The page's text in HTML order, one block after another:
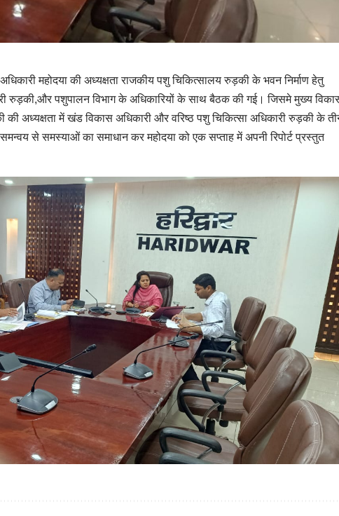
महोदया की अध्यक्षता राजकीय पशु चिकित्सालय रुड़की के भवन निर्माण हेतु
रुड़की,और पशुपालन विभाग के अधिकारियों के साथ बैठक की गई। जिसमे मुख्य
की अध्यक्षता में खंड विकास अधिकारी और वरिष्ठ पशु चिकित्सा अधिकारी रुड़की के
से समस्याओं का समाधान कर महोदया को एक सप्ताह में अपनी रिपोर्ट प्रस्तुत